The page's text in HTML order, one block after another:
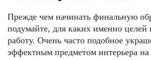
Прежде чем начинать финальную
подумайте, для каких именно целей
работу. Очень часто подобное
эффектным предметом интерьера на